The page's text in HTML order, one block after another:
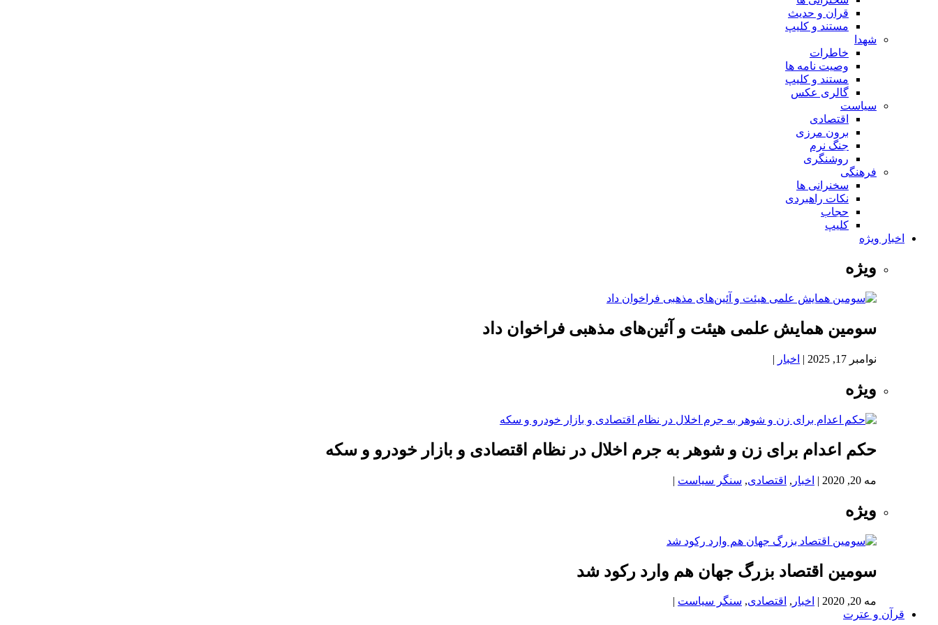
قران و حدیث
مستند و کلیپ
شهدا
خاطرات
وصیت نامه ها
مستند و کلیپ
گالری عکس
سیاست
اقتصادی
برون مرزی
جنگ نرم
روشنگری
فرهنگی
سخنرانی ها
نکات راهبردی
حجاب
کلیپ
اخبار ویژه
ویژه
سومین همایش علمی هیئت و آئین‌های مذهبی فراخوان داد
نوامبر 17, 2025 | اخبار |
ویژه
حکم اعدام برای زن و شوهر به جرم اخلال در نظام اقتصادی و بازار خودرو و سکه
مه 20, 2020 | اخبار , اقتصادی, سنگر سیاست |
ویژه
سومین اقتصاد بزرگ جهان هم وارد رکود شد
مه 20, 2020 | اخبار , اقتصادی, سنگر سیاست |
قرآن و عترت